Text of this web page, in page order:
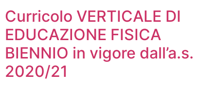
Curricolo VERTICALE DI
EDUCAZIONE FISICA
BIENNIO in vigore dall’a.s.
2020/21